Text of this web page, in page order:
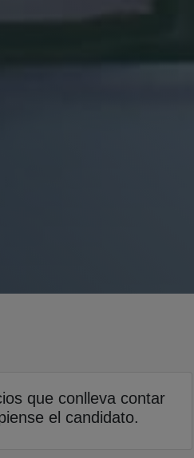
que conlleva contar
el candidato.